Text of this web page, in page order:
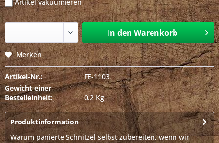
Artikel vakuumieren
In den Warenkorb
Merken
Artikel-Nr.:
FE-1103
Gewicht einer
Bestelleinheit:
0.2 Kg
Produktinformation
Warum panierte Schnitzel selbst zubereiten, wenn wir